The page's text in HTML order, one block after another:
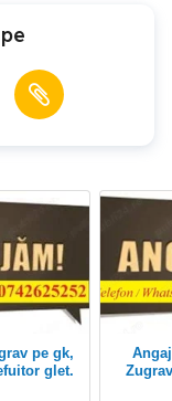
glet.
Angajare: Rigipsari